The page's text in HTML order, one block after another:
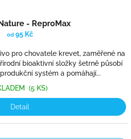
- ReproMax
od95 Kč
pro chovatele krevet, zaměřené na
bioaktivní složky šetrně působí
systém a pomáhají...
(5 KS)
Detail